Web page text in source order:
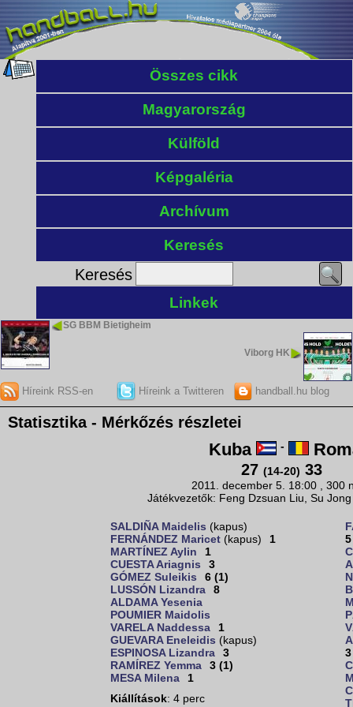
Összes cikk
Magyarország
Külföld
Képgaléria
Archívum
Keresés
Keresés
Linkek
SG BBM Bietigheim
Viborg HK
Híreink RSS-en Híreink a Twitteren handball.hu blog
Statisztika - Mérkőzés részletei
Kuba -
27 (14-20) 33
2011. december 5. 18:00 , 300
Játékvezetők: Feng Dzsuan Liu, Su
SALDIÑA Maidelis (kapus)
FERNÁNDEZ Maricet (kapus)
1
MARTÍNEZ Aylin
1
CUESTA Ariagnis
3
GÓMEZ Suleikis
6 (1)
LUSSÓN Lizandra
8
ALDAMA Yesenia
POUMIER Maidolis
VARELA Naddessa
1
GUEVARA Eneleidis (kapus)
ESPINOSA Lizandra
3
RAMÍREZ Yemma
3 (1)
MESA Milena
1
Kiállítások: 4 perc
3